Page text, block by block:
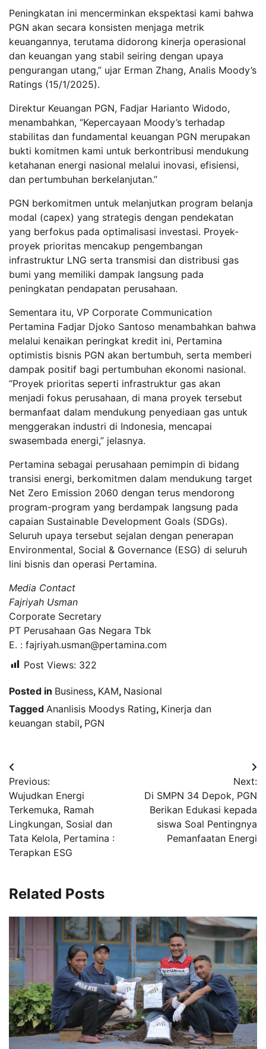
Peningkatan ini mencerminkan ekspektasi kami bahwa
PGN akan secara konsisten menjaga metrik
keuangannya, terutama didorong kinerja operasional
dan keuangan yang stabil seiring dengan upaya
pengurangan utang,” ujar Erman Zhang, Analis Moody’s
Ratings (15/1/2025).
Direktur Keuangan PGN, Fadjar Harianto Widodo,
menambahkan, “Kepercayaan Moody’s terhadap
stabilitas dan fundamental keuangan PGN merupakan
bukti komitmen kami untuk berkontribusi mendukung
ketahanan energi nasional melalui inovasi, efisiensi,
dan pertumbuhan berkelanjutan.”
PGN berkomitmen untuk melanjutkan program belanja
modal (capex) yang strategis dengan pendekatan
yang berfokus pada optimalisasi investasi. Proyek-
proyek prioritas mencakup pengembangan
infrastruktur LNG serta transmisi dan distribusi gas
bumi yang memiliki dampak langsung pada
peningkatan pendapatan perusahaan.
Sementara itu, VP Corporate Communication
Pertamina Fadjar Djoko Santoso menambahkan bahwa
melalui kenaikan peringkat kredit ini, Pertamina
optimistis bisnis PGN akan bertumbuh, serta memberi
dampak positif bagi pertumbuhan ekonomi nasional.
“Proyek prioritas seperti infrastruktur gas akan
menjadi fokus perusahaan, di mana proyek tersebut
bermanfaat dalam mendukung penyediaan gas untuk
menggerakan industri di Indonesia, mencapai
swasembada energi,” jelasnya.
Pertamina sebagai perusahaan pemimpin di bidang
transisi energi, berkomitmen dalam mendukung target
Net Zero Emission 2060 dengan terus mendorong
program-program yang berdampak langsung pada
capaian Sustainable Development Goals (SDGs).
Seluruh upaya tersebut sejalan dengan penerapan
Environmental, Social & Governance (ESG) di seluruh
lini bisnis dan operasi Pertamina.
Media Contact
Fajriyah Usman
Corporate Secretary
PT Perusahaan Gas Negara Tbk
E. : fajriyah.usman@pertamina.com
Post Views: 322
Posted in Business, KAM, Nasional
Tagged Ananlisis Moodys Rating, Kinerja dan
keuangan stabil, PGN
Navigasi
pos
Previous:
Wujudkan Energi
Terkemuka, Ramah
Lingkungan, Sosial dan
Tata Kelola, Pertamina :
Terapkan ESG
Next:
Di SMPN 34 Depok, PGN
Berikan Edukasi kepada
siswa Soal Pentingnya
Pemanfaatan Energi
Related Posts